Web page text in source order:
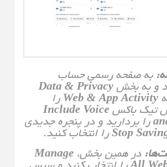
به صفحه رسمی حساب
Data & Privacy
Web & Appرا
تیک باکسInclude Voice
را بردارید و در پنجره جدیدی
Stopرا انتخاب کنید.
در همین بخش،Manage